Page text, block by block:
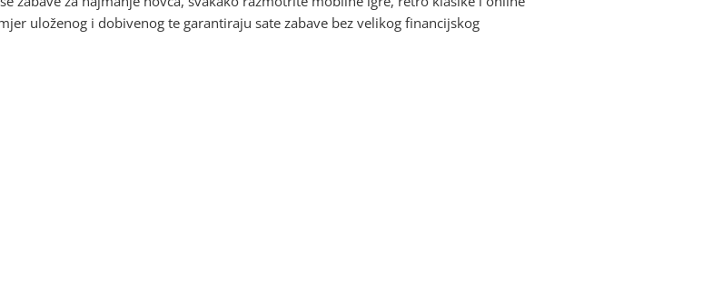
uloženog i dobivenog te garantiraju sate zabave bez velikog financijskog